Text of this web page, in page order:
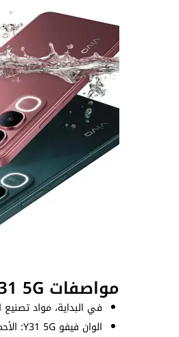
مواصفات vivo Y31 5G
في البداية، مواد تصنيع
الوان فيفو Y31 5G: الأحمر والأخضر، هذا الهاتف يعتبر خلفية